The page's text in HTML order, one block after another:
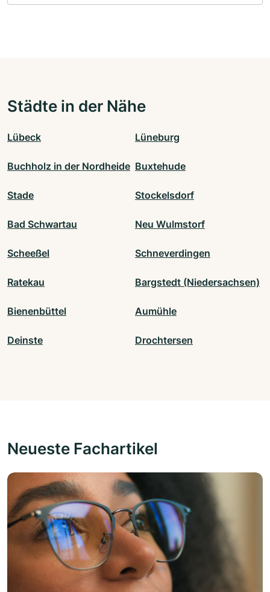
Städte in der Nähe
Lübeck Lüneburg
Buchholz in der Nordheide Buxtehude
Stade Stockelsdorf
Bad Schwartau Neu Wulmstorf
Scheeßel Schneverdingen
Ratekau Bargstedt (Niedersachsen)
Bienenbüttel Aumühle
Deinste Drochtersen
Neueste Fachartikel